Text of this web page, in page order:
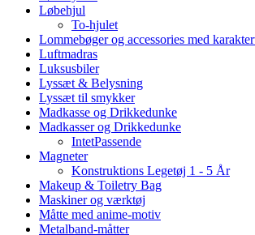
Løbehjul
To-hjulet
Lommebøger og accessories med
Luftmadras
Luksusbiler
Lyssæt & Belysning
Lyssæt til smykker
Madkasse og Drikkedunke
Madkasser og Drikkedunke
IntetPassende
Magneter
Konstruktions Legetøj 1 - 5 År
Makeup & Toiletry Bag
Maskiner og værktøj
Måtte med anime-motiv
Metalband-måtter